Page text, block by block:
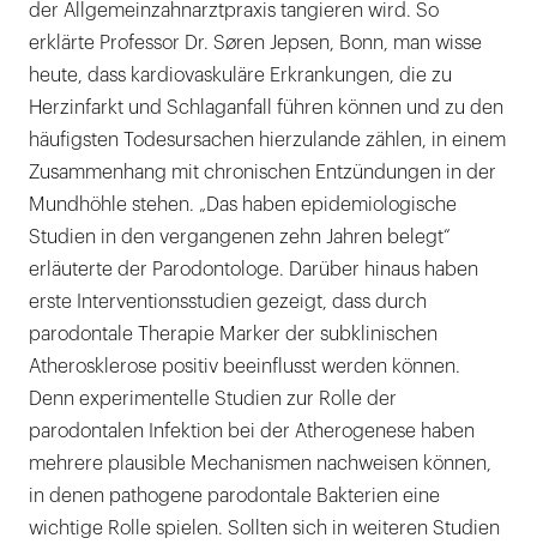
der Allgemeinzahnarztpraxis tangieren wird. So
erklärte Professor Dr. Søren Jepsen, Bonn, man wisse
heute, dass kardiovaskuläre Erkrankungen, die zu
Herzinfarkt und Schlaganfall führen können und zu den
häufigsten Todesursachen hierzulande zählen, in einem
Zusammenhang mit chronischen Entzündungen in der
Mundhöhle stehen. „Das haben epidemiologische
Studien in den vergangenen zehn Jahren belegt“
erläuterte der Parodontologe. Darüber hinaus haben
erste Interventionsstudien gezeigt, dass durch
parodontale Therapie Marker der subklinischen
Atherosklerose positiv beeinflusst werden können.
Denn experimentelle Studien zur Rolle der
parodontalen Infektion bei der Atherogenese haben
mehrere plausible Mechanismen nachweisen können,
in denen pathogene parodontale Bakterien eine
wichtige Rolle spielen. Sollten sich in weiteren Studien